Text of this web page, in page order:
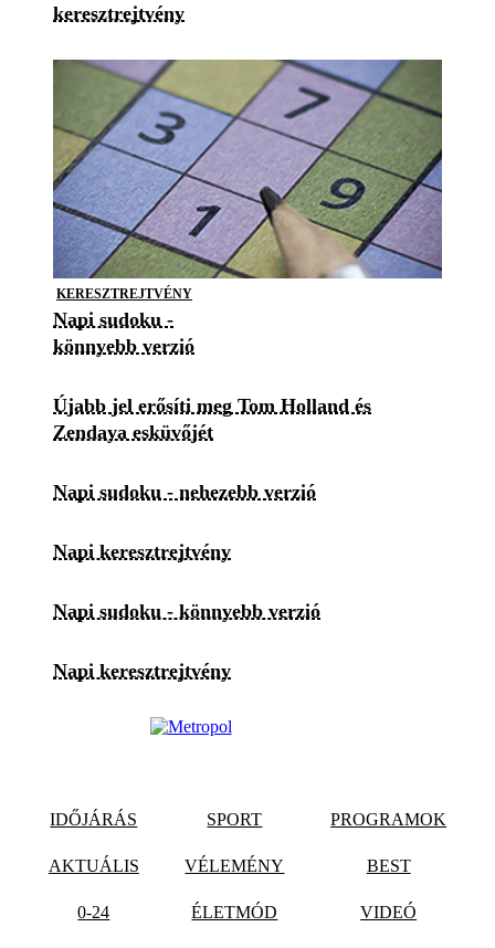
keresztrejtvény
KERESZTREJTVÉNY
Napi sudoku -
könnyebb verzió
Újabb jel erősíti meg Tom Holland és
Zendaya esküvőjét
Napi sudoku - nehezebb verzió
Napi keresztrejtvény
Napi sudoku - könnyebb verzió
Napi keresztrejtvény
IDŐJÁRÁS SPORT PROGRAMOK
AKTUÁLIS VÉLEMÉNY BEST
0-24 ÉLETMÓD VIDEÓ